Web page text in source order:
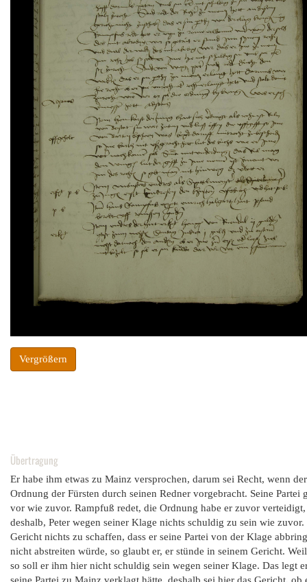
Vergrößern
Übertragung
Er habe ihm etwas zu Mainz versprochen, darum sei Recht, wenn
Ordnung der Fürsten durch seinen Redner vorgebracht. Seine
vor wie zuvor. Rampfuß redet, die Ordnung habe er zuvor
deshalb, Peter wegen seiner Klage nichts schuldig zu sein wie
Gericht nichts zu schaffen, dass er seine Partei von der Klage
nicht abstreiten würde, so glaubt er, er stünde in seinem Gericht.
so soll er ihm hier nicht schuldig sein wegen seiner Klage. Das legt